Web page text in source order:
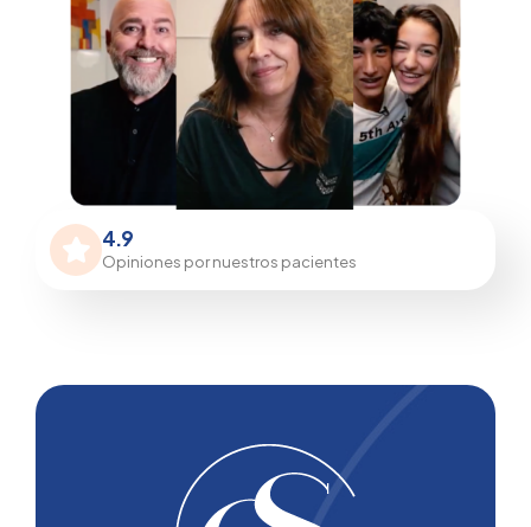
4.9
Opiniones por nuestros pacientes